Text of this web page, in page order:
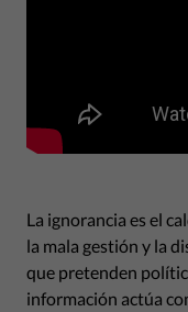
La ignorancia es el
la mala gestión y la
que pretenden
información actúa